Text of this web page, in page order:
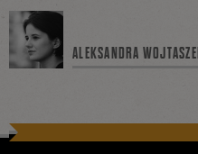
się
ALEKSANDRA